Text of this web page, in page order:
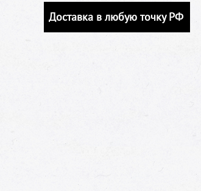
Доставка в любую точку РФ